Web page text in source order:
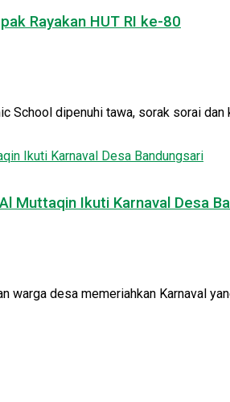
Rayakan HUT RI ke-80
School dipenuhi tawa, sorak sorai
Muttaqin Ikuti Karnaval Desa
desa memeriahkan Karnaval